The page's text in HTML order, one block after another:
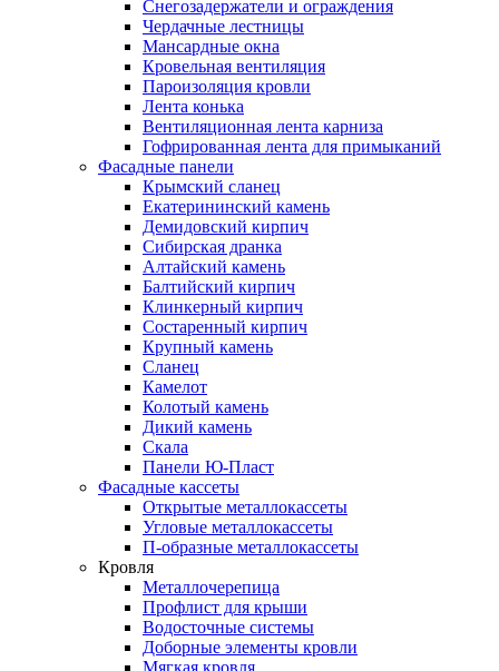
Снегозадержатели и ограждения
Чердачные лестницы
Мансардные окна
Кровельная вентиляция
Пароизоляция кровли
Лента конька
Вентиляционная лента карниза
Гофрированная лента для примыканий
Фасадные панели
Крымский сланец
Екатерининский камень
Демидовский кирпич
Сибирская дранка
Алтайский камень
Балтийский кирпич
Клинкерный кирпич
Состаренный кирпич
Крупный камень
Сланец
Камелот
Колотый камень
Дикий камень
Скала
Панели Ю-Пласт
Фасадные кассеты
Открытые металлокассеты
Угловые металлокассеты
П-образные металлокассеты
Кровля
Металлочерепица
Профлист для крыши
Водосточные системы
Доборные элементы кровли
Мягкая кровля